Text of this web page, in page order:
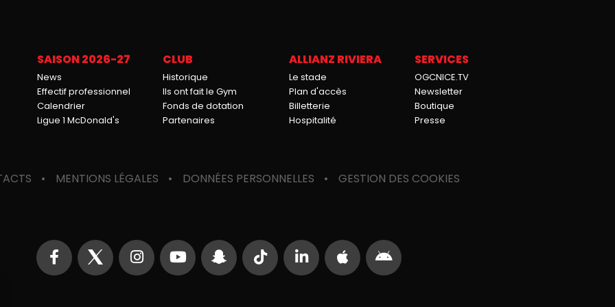
SAISON 2026-27
News
Effectif professionnel
Calendrier
Ligue 1 McDonald's
CLUB
Historique
Ils ont fait le Gym
Fonds de dotation
Partenaires
ALLIANZ RIVIERA
Le stade
Plan d'accès
Billetterie
Hospitalité
SERVICES
OGCNICE.TV
Newsletter
Boutique
Presse
MENTIONS LÉGALES DONNÉES PERSONNELLES GESTION DES COOKIES